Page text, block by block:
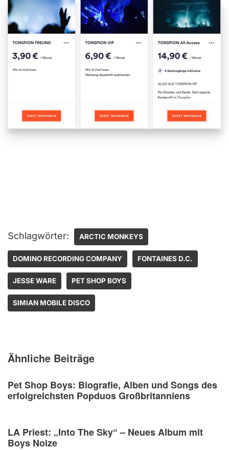
Schlagwörter: ARCTIC MONKEYS
DOMINO RECORDING COMPANY FONTAINES D.C.
JESSE WARE PET SHOP BOYS
SIMIAN MOBILE DISCO
Ähnliche Beiträge
Pet Shop Boys: Biografie, Alben und Songs des
erfolgreichsten Popduos Großbritanniens
LA Priest: „Into The Sky“ – Neues Album mit
Boys Noize